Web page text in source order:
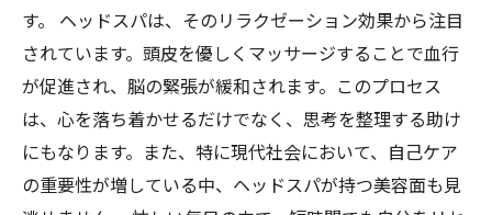
す。 ヘッドスパは、そのリラクゼーション効果から注目
されています。頭皮を優しくマッサージすることで血行
が促進され、脳の緊張が緩和されます。このプロセス
は、心を落ち着かせるだけでなく、思考を整理する助け
にもなります。また、特に現代社会において、自己ケア
の重要性が増している中、ヘッドスパが持つ美容面も見